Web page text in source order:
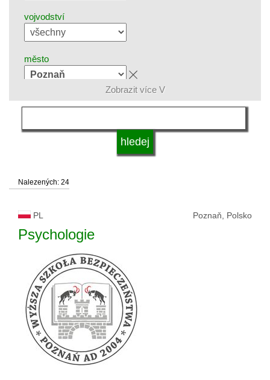
vojvodství
město
skupina oborů
systém studia
druh vysoké školy
status vysoké školy
Zobrazit více V
Nalezených: 24
PL Poznaň, Polsko
Psychologie